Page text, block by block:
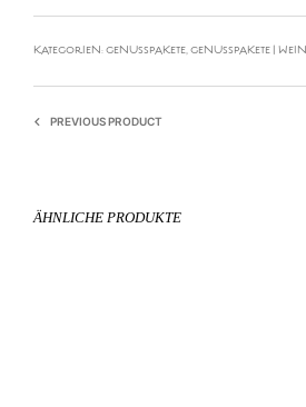
KATEGORIEN: GENUSSPAKETE, GENUSSPAKETE |
PREVIOUS PRODUCT
ÄHNLICHE PRODUKTE